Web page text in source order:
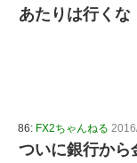
あたりは行くな
86: FX2ちゃんねる
ついに銀行から